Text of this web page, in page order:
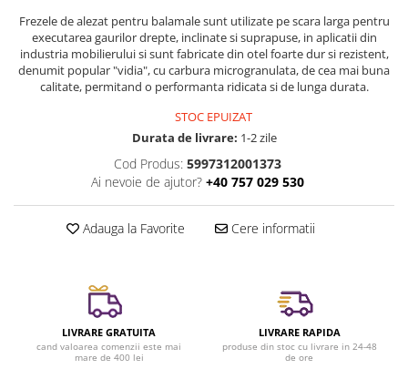
Industriale
Vaseline si lubrifianti
Curatenie
Baie & Bucatarie
Solutii desfundat tevi
Casa si exterior
Detergenti universali
Solutii curatat podele
Detergenti
Frezele de alezat pentru balamale sunt utilizate pe scara larga pentru
executarea gaurilor drepte, inclinate si suprapuse, in aplicatii din
industria mobilierului si sunt fabricate din otel foarte dur si rezistent,
denumit popular "vidia", cu carbura microgranulata, de cea mai buna
calitate, permitand o performanta ridicata si de lunga durata.
STOC EPUIZAT
Durata de livrare: 1-2 zile
Cod Produs: 5997312001373
Ai nevoie de ajutor? +40 757 029 530
Adauga la Favorite Cere informatii
LIVRARE GRATUITA
cand valoarea comenzii este mai
mare de 400 lei
LIVRARE RAPIDA
produse din stoc cu livrare in 24-48
de ore